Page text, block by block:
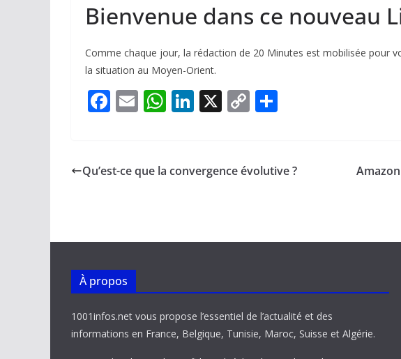
Bienvenue dans ce nouveau
Comme chaque jour, la rédaction de 20 Minutes est mobilisée pour
la situation au Moyen-Orient.
F
b
k
E
l
W
s
p
Li
e
X C
y
k
g
Qu’est-ce que la convergence évolutive ?
À propos
1001infos.net vous propose l’essentiel de l’actualité et des
informations en France, Belgique, Tunisie, Maroc, Suisse et Algérie.